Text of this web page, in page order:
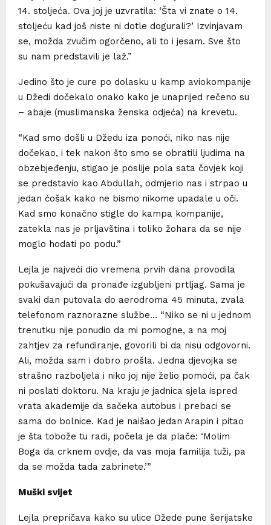
14. stoljeća. Ova joj je uzvratila: ‘Šta vi znate o 14.
stoljeću kad još niste ni dotle dogurali?’ Izvinjavam
se, možda zvučim ogorčeno, ali to i jesam. Sve što
su nam predstavili je laž.”
Jedino što je cure po dolasku u kamp aviokompanije
u Džedi dočekalo onako kako je unaprijed rečeno su
– abaje (muslimanska ženska odjeća) na krevetu.
“Kad smo došli u Džedu iza ponoći, niko nas nije
dočekao, i tek nakon što smo se obratili ljudima na
obzebjeđenju, stigao je poslije pola sata čovjek koji
se predstavio kao Abdullah, odmjerio nas i strpao u
jedan ćošak kako ne bismo nikome upadale u oči.
Kad smo konačno stigle do kampa kompanije,
zatekla nas je prljavština i toliko žohara da se nije
moglo hodati po podu.”
Lejla je najveći dio vremena prvih dana provodila
pokušavajući da pronađe izgubljeni prtljag. Sama je
svaki dan putovala do aerodroma 45 minuta, zvala
telefonom raznorazne službe… “Niko se ni u jednom
trenutku nije ponudio da mi pomogne, a na moj
zahtjev za refundiranje, govorili bi da nisu odgovorni.
Ali, možda sam i dobro prošla. Jedna djevojka se
strašno razboljela i niko joj nije želio pomoći, pa čak
ni poslati doktoru. Na kraju je jadnica sjela ispred
vrata akademije da sačeka autobus i prebaci se
sama do bolnice. Kad je naišao jedan Arapin i pitao
je šta tobože tu radi, počela je da plače: ‘Molim
Boga da crknem ovdje, da vas moja familija tuži, pa
da se možda tada zabrinete.’”
Muški svijet
Lejla prepričava kako su ulice Džede pune šerijatske